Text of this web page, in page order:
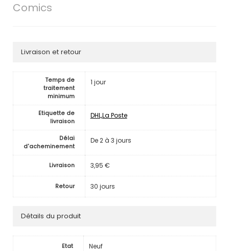
Comics
Livraison et retour
Temps de
traitement
minimum
1 jour
Etiquette de
livraison
DHL,La Poste
Délai
d'acheminement
De 2 à 3 jours
Livraison 3,95 €
Retour 30 jours
Détails du produit
Etat Neuf